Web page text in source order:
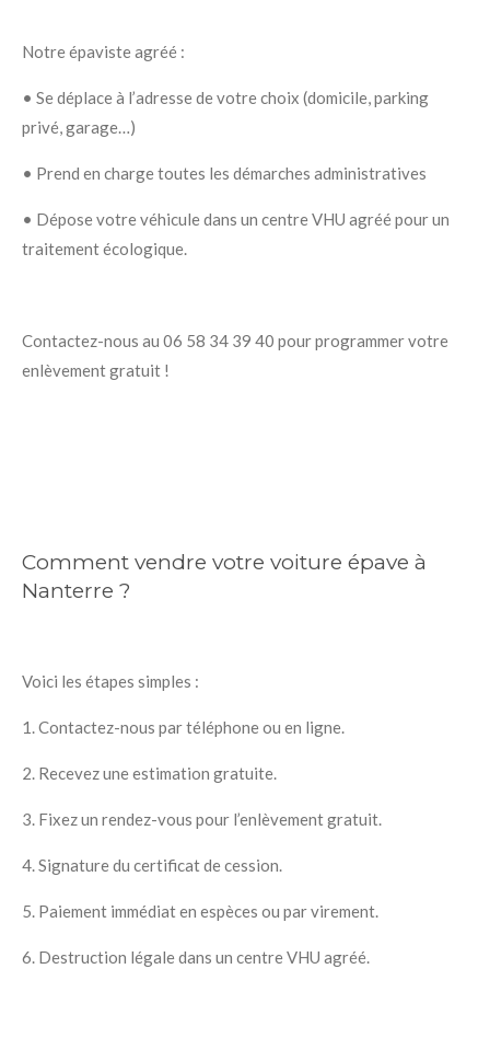
Notre épaviste agréé :
• Se déplace à l’adresse de votre choix (domicile, parking
privé, garage…)
• Prend en charge toutes les démarches administratives
• Dépose votre véhicule dans un centre VHU agréé pour un
traitement écologique.
Contactez-nous au 06 58 34 39 40 pour programmer votre
enlèvement gratuit !
Comment vendre votre voiture épave à
Nanterre ?
Voici les étapes simples :
1.Contactez-nous par téléphone ou en ligne.
2. Recevez une estimation gratuite.
3. Fixez un rendez-vous pour l’enlèvement gratuit.
4.Signature du certificat de cession.
5. Paiement immédiat en espèces ou par virement.
6. Destruction légale dans un centre VHU agréé.